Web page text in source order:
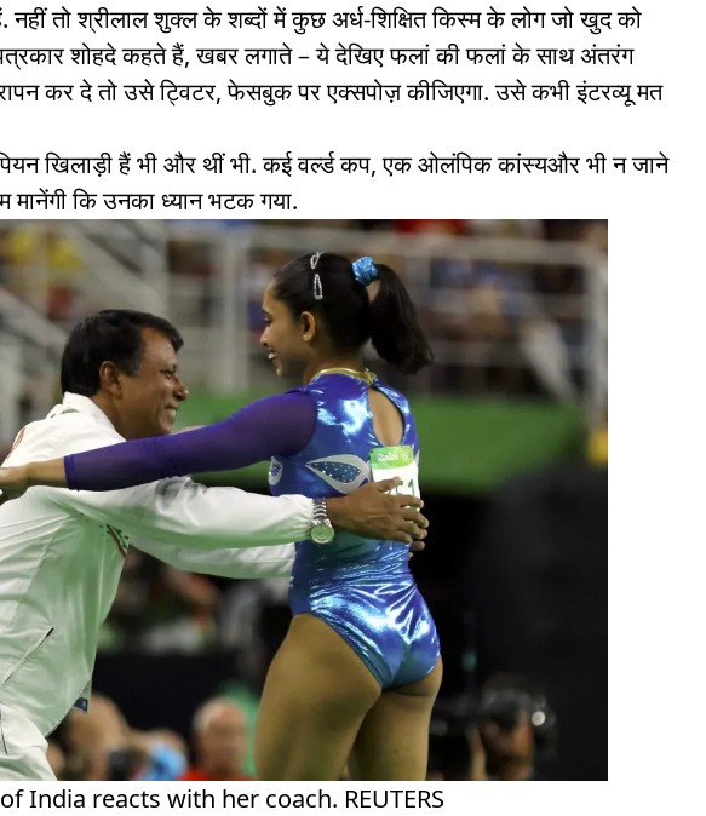
तो श्रीलाल शुक्ल के शब्दों में कुछ अर्ध-शिक्षित किस्म के लोग जो खुद को
शोहदे कहते हैं, खबर लगाते – ये देखिए फलां की फलां के साथ अंतरंग
कर दे तो उसे ट्विटर, फेसबुक पर एक्सपोज़ कीजिएगा. उसे कभी इंटरव्यू मत
खिलाड़ी हैं भी और थीं भी. कई वर्ल्ड कप, एक ओलंपिक कांस्यऔर भी न जाने
मानेंगी कि उनका ध्यान भटक गया.
India reacts with her coach. REUTERS